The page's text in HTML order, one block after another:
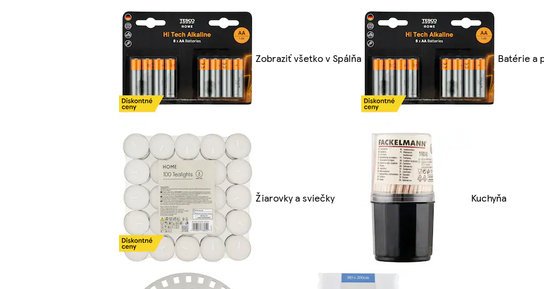
Zobraziť všetko v Spálňa Batérie a
Žiarovky a sviečky Kuchyňa